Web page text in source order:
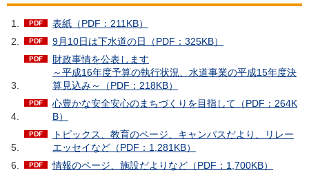
表紙（PDF：211KB）
9月10日は下水道の日（PDF：325KB）
財政事情を公表します
～平成16年度予算の執行状況、水道事業の平成15年度決
算見込み～（PDF：218KB）
心豊かな安全安心のまちづくりを目指して（PDF：264K
B）
トピックス、教育のページ、キャンパスだより、リレー
エッセイなど（PDF：1,281KB）
情報のページ、施設だよりなど（PDF：1,700KB）